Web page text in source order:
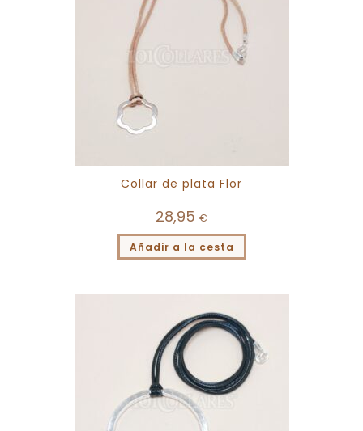
Collar de plata Flor
28,95 €
Añadir a la cesta